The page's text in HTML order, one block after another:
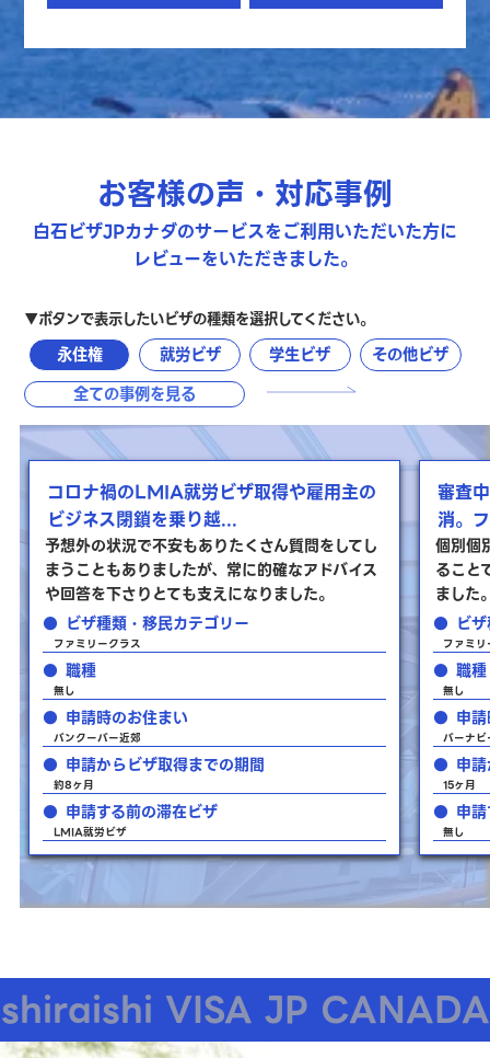
お客様の声・対応事例
白石ビザJPカナダのサービスをご利用いただいた方に
レビューをいただきました。
▼ボタンで表示したいビザの種類を選択してください。
永住権 就労ビザ 学生ビザ
その他ビザ
全ての事例を見る
コロナ禍のLMIA就労ビザ取得や雇用主の
ビジネス閉鎖を乗り越...
予想外の状況で不安もありたくさん質問をしてし
まうこともありましたが、常に的確なアドバイス
や回答を下さりとても支えになりました。
ビザ種類・移民カテゴリー
ファミリークラス
職種
無し
申請時のお住まい
バンクーバー近郊
申請からビザ取得までの期間
約8ヶ月
申請する前の滞在ビザ
LMIA就労ビザ
審査
消。
個別個
ること
ました
ビ
ファミ
職種
無し
申
バーナビ
申
15ヶ月
申
無し
shiraishi VISA JP CANADA